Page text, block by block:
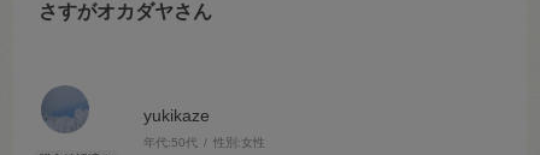
yukikaze
年代:50代 性別:女性
さすがオカダヤさん